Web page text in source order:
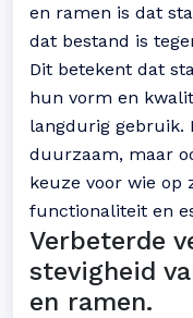
en ramen is dat
dat bestand is
Dit betekent dat
hun vorm en
langdurig gebruik.
duurzaam, maar
keuze voor wie op
functionaliteit en
Verbeterde
stevigheid
en ramen.